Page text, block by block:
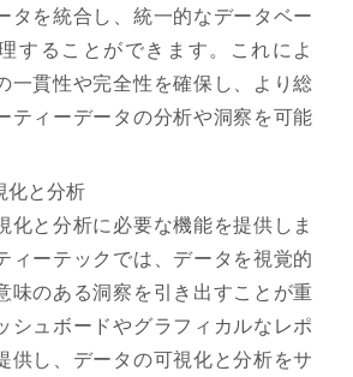
タを統合し、統一的なデータベー
することができます。これによ
一貫性や完全性を確保し、より総
ティーデータの分析や洞察を可能
化と分析
化と分析に必要な機能を提供しま
ィーテックでは、データを視覚的
味のある洞察を引き出すことが重
シュボードやグラフィカルなレポ
供し、データの可視化と分析をサ